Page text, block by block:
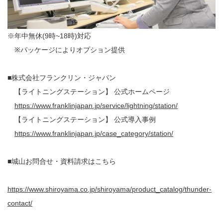
※年中無休(9時~18時)対応
※パッケージによりオプション提供
■株式会社フランクリン・ジャパン
【ライトニングステーション】 公式ホームページ
https://www.franklinjapan.jp/service/lightning/station/
【ライトニングステーション】 公式導入事例
https://www.franklinjapan.jp/case_category/station/
■城山お問合せ・資料請求はこちら
https://www.shiroyama.co.jp/shiroyama/product_catalog/thunder-
contact/